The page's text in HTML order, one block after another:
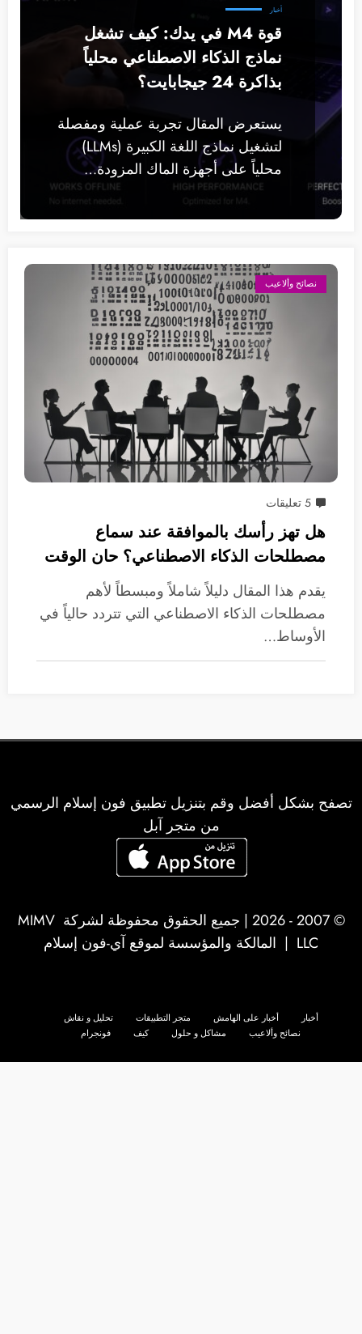
أخبار
قوة M4 في يدك: كيف تشغل
نماذج الذكاء الاصطناعي محلياً
بذاكرة 24 جيجابايت؟
يستعرض المقال تجربة عملية ومفصلة
لتشغيل نماذج اللغة الكبيرة (LLMs)
محلياً على أجهزة الماك المزودة…
نصائح وألاعيب
5 تعليقات
هل تهز رأسك بالموافقة عند سماع
مصطلحات الذكاء الاصطناعي؟ حان الوقت
لنشرحها لك
يقدم هذا المقال دليلاً شاملاً ومبسطاً لأهم
مصطلحات الذكاء الاصطناعي التي تتردد حالياً في
الأوساط…
تصفح بشكل أفضل وقم بتنزيل تطبيق فون إسلام الرسمي
من متجر آبل
© 2007 - 2026 | جميع الحقوق محفوظة لشركة
MIMV
LLC | المالكة والمؤسسة لموقع آي-فون إسلام
أخبار أخبار على الهامش متجر التطبيقات
تحليل و نقاش
نصائح وألاعيب
مشاكل و حلول كيف فونجرام